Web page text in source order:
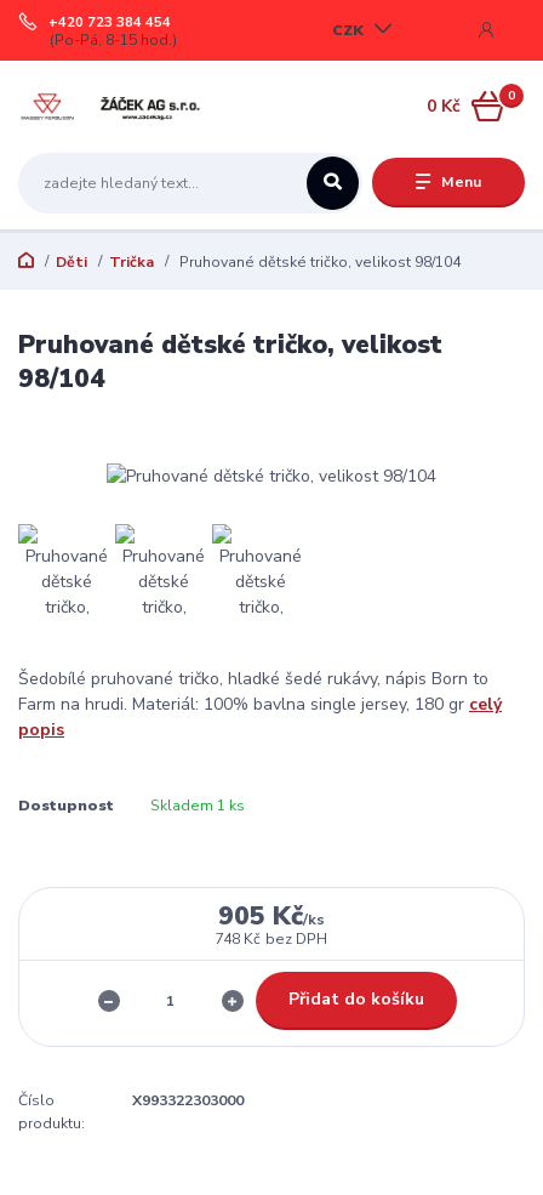
Menu
CZK
+420 723 384 454
(Po-Pá, 8-15 hod.)
0
0 Kč
Děti Trička Pruhované dětské tričko, velikost 98/104
Pruhované dětské tričko, velikost
98/104
Šedobílé pruhované tričko, hladké šedé rukávy, nápis Born to
Farm na hrudi. Materiál: 100% bavlna single jersey, 180 gr celý
popis
Dostupnost Skladem 1 ks
905 Kč/ks
748 Kč bez DPH
Přidat do košíku
Číslo
produktu:
X993322303000